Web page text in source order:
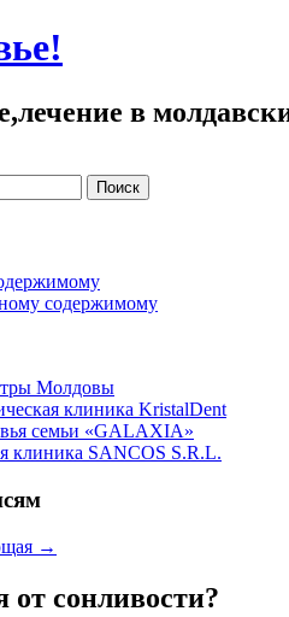
в
содержимому
Молдовы
клиника KristalDent
семьи «GALAXIA»
клиника SANCOS S.R.L.
→
от сонливости?